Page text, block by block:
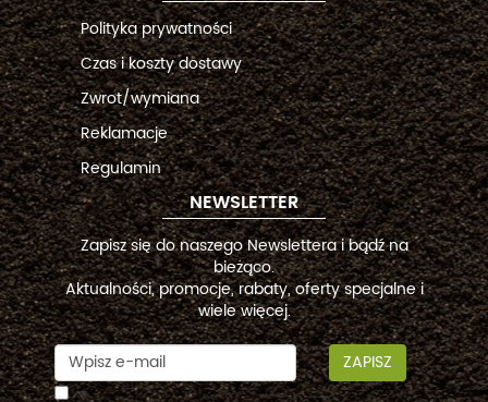
Polityka prywatności
Czas i koszty dostawy
Zwrot/wymiana
Reklamacje
Regulamin
NEWSLETTER
Zapisz się do naszego Newslettera i bądź na
bieżąco.
Aktualności, promocje, rabaty, oferty specjalne i
wiele więcej.
ZAPISZ